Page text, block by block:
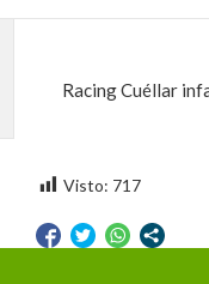
Racing Cuéllar
Visto: 717